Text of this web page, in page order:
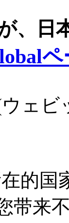
、日
ウェ
的国
带来